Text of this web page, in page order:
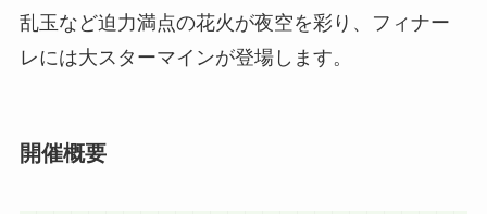
乱玉など迫力満点の花火が夜空を彩り、フィナー
レには大スターマインが登場します。
開催概要